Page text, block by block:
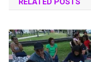
entradas
RELATED POSTS